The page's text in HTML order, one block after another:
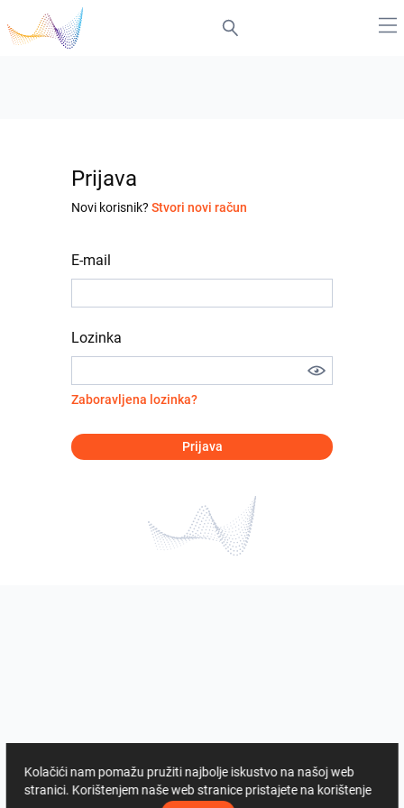
Prijava
Novi korisnik? Stvori novi račun
E-mail
Lozinka
Zaboravljena lozinka?
Prijava
Kolačići nam pomažu pružiti najbolje iskustvo na našoj web
stranici. Korištenjem naše web stranice pristajete na korištenje